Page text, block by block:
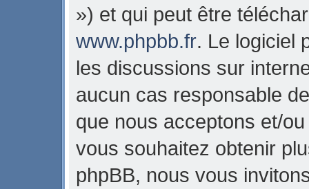
») et qui peut être
www.phpbb.fr. Le logiciel
les discussions sur
aucun cas responsable
que nous acceptons et/
vous souhaitez obtenir
phpBB, nous vous